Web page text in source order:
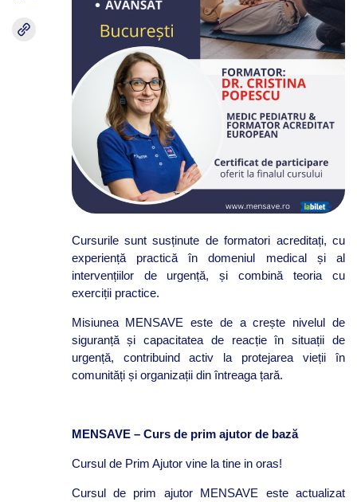
Cursurile sunt susținute de formatori acreditați, cu
experiență practică în domeniul medical și al
intervențiilor de urgență, și combină teoria cu
exerciții practice.
Misiunea MENSAVE este de a crește nivelul de
siguranță și capacitatea de reacție în situații de
urgență, contribuind activ la protejarea vieții în
comunități și organizații din întreaga țară.
MENSAVE – Curs de prim ajutor de bază
Cursul de Prim Ajutor vine la tine in oras!
Cursul de prim ajutor MENSAVE este actualizat